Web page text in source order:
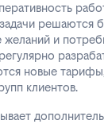
решаются
желаний и
новые
клиентов.